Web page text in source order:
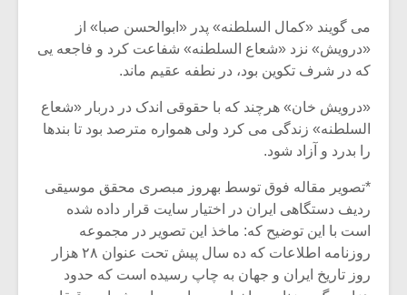
می گویند «کمال السلطنه» پدر «ابوالحسن صبا» از
«درویش» نزد «شعاع السلطنه» شفاعت کرد و فاجعه یی
که در شرف تکوین بود، در نطفه عقیم ماند.
«درویش خان» هرچند که با حقوقی اندک در دربار «شعاع
السلطنه» زندگی می کرد ولی همواره مترصد بود تا بندها
را بدرد و آزاد شود.
*تصویر مقاله فوق توسط بهروز مبصری محقق موسیقی
ردیف دستگاهی ایران در اختیار سایت قرار داده شده
است با این توضیح که: ماخذ این تصویر در مجموعه
روزنامه اطلاعات که ده سال پیش تحت عنوان ۲۸ هزار
روز تاریخ ایران و جهان به چاپ رسیده است که حدود
اگر نمی توانی
مشهورترین باشی،
بدنام ترین باش